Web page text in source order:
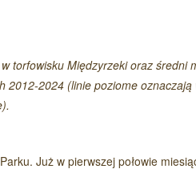
torfowisku Międzyrzeki oraz średni
2012-2024 (linie poziome
Już w pierwszej połowie